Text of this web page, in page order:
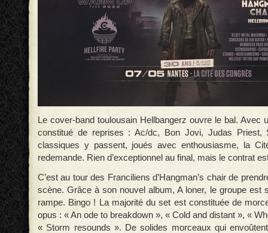
Le cover-band toulousain Hellbangerz ouvre le bal. Avec
constitué de reprises : Ac/dc, Bon Jovi, Judas Priest,
classiques y passent, joués avec enthousiasme, la
redemande. Rien d’exceptionnel au final, mais le contrat
C’est au tour des Franciliens d’Hangman’s chair de
scène. Grâce à son nouvel album, A loner, le groupe est
rampe. Bingo ! La majorité du set est constituée de
opus : « An ode to breakdown », « Cold and distant », «
« Storm resounds ». De solides morceaux qui